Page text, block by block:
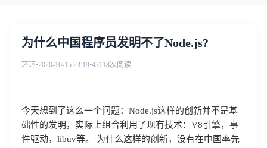
为什么中国程序员发明不了Node.js?
环环•2020-10-15 23:19•43118次阅读
今天想到了这么一个问题：Node.js这样的创新并不是基
础性的发明，实际上组合利用了现有技术：V8引擎，事
件驱动，libuv等。 为什么这样的创新，没有在中国率先